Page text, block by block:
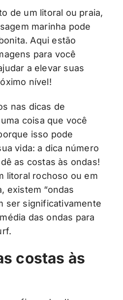
de um litoral ou praia,
marinha pode
Aqui estão
para você
a elevar suas
nível!
nas dicas de
coisa que você
isso pode
vida: a dica número
as costas às ondas!
litoral rochoso ou em
existem “ondas
ser significativamente
das ondas para
costas às